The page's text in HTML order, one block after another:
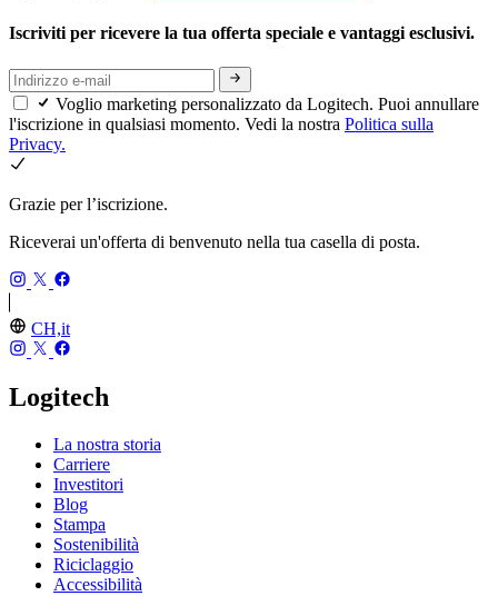
Iscriviti per ricevere la tua offerta speciale e vantaggi esclusivi.
Voglio marketing personalizzato da Logitech. Puoi annullare
l'iscrizione in qualsiasi momento. Vedi la nostra Politica sulla
Privacy.
Grazie per l’iscrizione.
Riceverai un'offerta di benvenuto nella tua casella di posta.
CH,it
Logitech
La nostra storia
Carriere
Investitori
Blog
Stampa
Sostenibilità
Riciclaggio
Accessibilità